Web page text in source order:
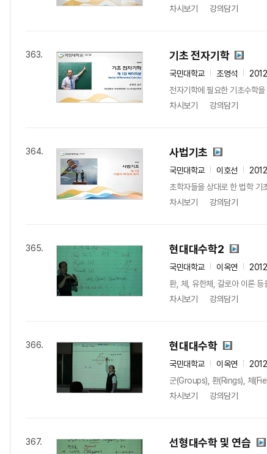
차시보기
강의담기
363. 기초 전자기학
국민대학교 조영석
2012
전자기학에 필요한 기초수학
차시보기
강의담기
364. 사법기초
국민대학교 이호선
초학자들을 상대로 한 법학 기
차시보기
강의담기
365. 현대대수학2
국민대학교 이옥연
환, 체, 유한체, 갈로아 이론 등
차시보기
강의담기
366. 현대대수학
국민대학교 이옥연
군(Groups), 환(Rings), 체
차시보기
강의담기
367. 선형대수학 및 연습